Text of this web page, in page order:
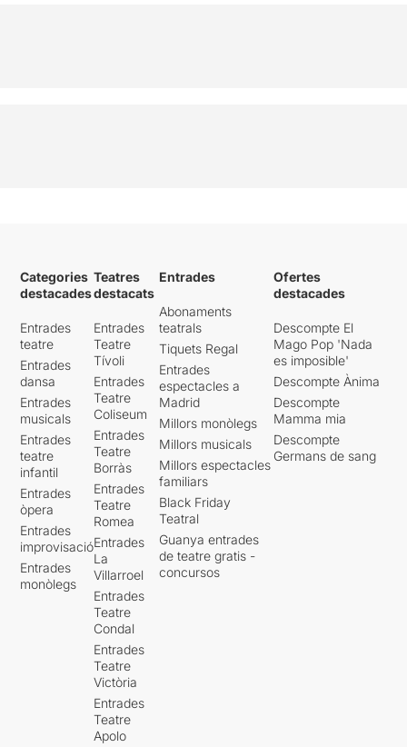
Categories
destacades
Entrades
teatre
Entrades
dansa
Entrades
musicals
Entrades
teatre
infantil
Entrades
òpera
Entrades
improvisació
Entrades
monòlegs
Teatres
destacats
Entrades
Teatre
Tívoli
Entrades
Teatre
Coliseum
Entrades
Teatre
Borràs
Entrades
Teatre
Romea
Entrades
La
Villarroel
Entrades
Teatre
Condal
Entrades
Teatre
Victòria
Entrades
Teatre
Apolo
Entrades
Abonaments
teatrals
Tiquets Regal
Entrades
espectacles a
Madrid
Millors monòlegs
Millors musicals
Millors espectacles
familiars
Black Friday
Teatral
Guanya entrades
de teatre gratis -
concursos
Ofertes
destacades
Descompte El
Mago Pop 'Nada
es imposible'
Descompte Ànima
Descompte
Mamma mia
Descompte
Germans de sang